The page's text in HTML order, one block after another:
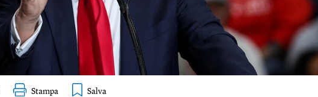
Stampa